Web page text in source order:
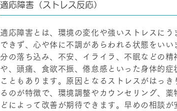
適応障害（ストレス反応）
適応障害とは、環境の変化や強いストレスにう
できず、心や体に不調があらわれる状態をいい
分の落ち込み、不安、イライラ、不眠などの精
や、頭痛、食欲不振、倦怠感といった身体的症
こともあります。原因となるストレスがはっき
るのが特徴で、環境調整やカウンセリング、薬
どによって改善が期待できます。早めの相談が